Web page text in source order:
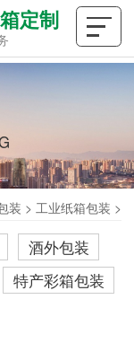
定制
装 > 工业纸箱包装 >
酒外包装
特产彩箱包装